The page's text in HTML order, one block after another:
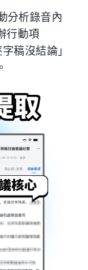
分析錄音內
行動項
稿沒結論」